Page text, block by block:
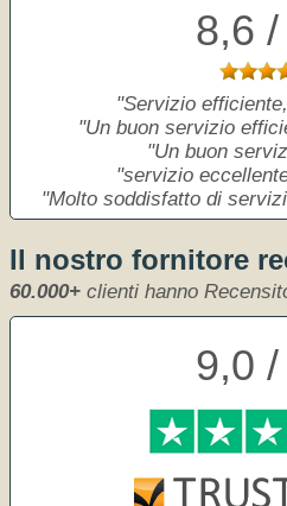
8,6
Servizio
Un buon servizio
Un buon
servizio
Molto soddisfatto di
Il nostro fornitore
60.000+ clienti hanno
9,0